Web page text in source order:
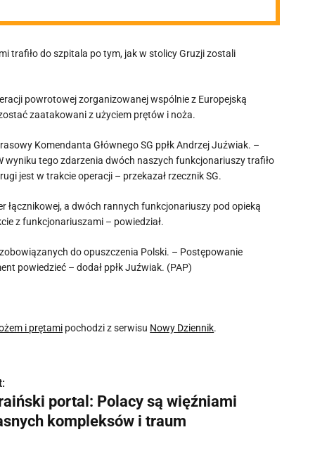
trafiło do szpitala po tym, jak w stolicy Gruzji zostali
powrotowej zorganizowanej wspólnie z Europejską
zaatakowani z użyciem prętów i noża.
Komendanta Głównego SG ppłk Andrzej Juźwiak. –
tego zdarzenia dwóch naszych funkcjonariuszy trafiło
jest w trakcie operacji – przekazał rzecznik SG.
łącznikowej, a dwóch rannych funkcjonariuszy pod opieką
z funkcjonariuszami – powiedział.
do opuszczenia Polski. – Postępowanie
powiedzieć – dodał ppłk Juźwiak. (PAP)
i prętami pochodzi z serwisu Nowy Dziennik.
portal: Polacy są więźniami
kompleksów i traum